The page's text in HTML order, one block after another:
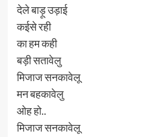
देले बाड़ू उड़ाई
कईसे रही
का हम कही
बड़ी सतावेलु
मिजाज सनकावेलू
मन बहकावेलु
ओह हो..
मिजाज सनकावेलू